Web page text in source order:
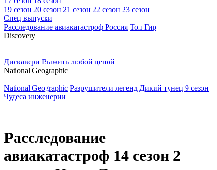
19 сезон 20 сезон 21 сезон 22 сезон 23 сезон
Спец выпуски
Расследование авиакатастроф Россия Топ Гир
Discovery
Дискавери Выжить любой ценой
National Geographic
National Geographic Разрушители легенд Дикий тунец 9 сезон
Чудеса инженерии
Расследование
авиакатастроф 14 сезон 2